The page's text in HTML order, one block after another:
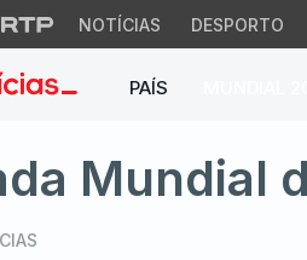
NOTÍCIAS DESPORTO
PAÍS
recebe o
Mundial